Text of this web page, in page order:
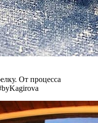
От процесса